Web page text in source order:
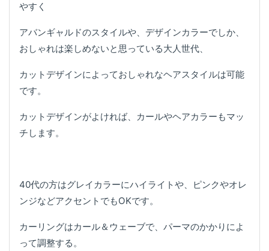
やすく
アバンギャルドのスタイルや、デザインカラーでしか、
おしゃれは楽しめないと思っている大人世代、
カットデザインによっておしゃれなヘアスタイルは可能
です。
カットデザインがよければ、カールやヘアカラーもマッ
チします。
40代の方はグレイカラーにハイライトや、ピンクやオレ
ンジなどアクセントでもOKです。
カーリングはカール＆ウェーブで、パーマのかかりによ
って調整する。